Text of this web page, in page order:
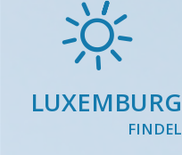
LUXEMBURG
FINDEL